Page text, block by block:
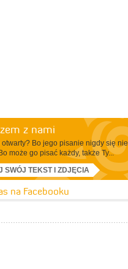
z nami
otwarty? Bo jego pisanie nigdy się nie
może go pisać każdy, także Ty...
SWÓJ TEKST I ZDJĘCIA
na Facebooku